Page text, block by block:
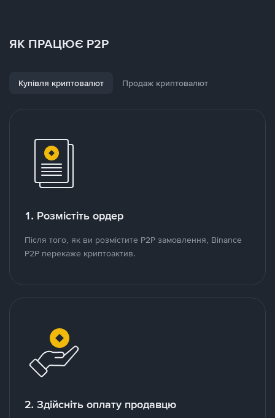
ЯК ПРАЦЮЄ P2P
Купівля криптовалют Продаж криптовалют
1. Розмістіть ордер
Після того, як ви розмістите P2P замовлення, Binance
P2P перекаже криптоактив.
2. Здійсніть оплату продавцю